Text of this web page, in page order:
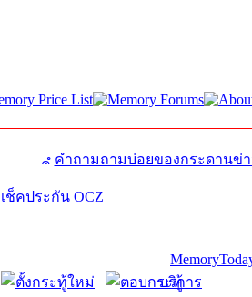
คำถามถามบ่อยของกระดานข่
เช็คประกัน OCZ
บริการ